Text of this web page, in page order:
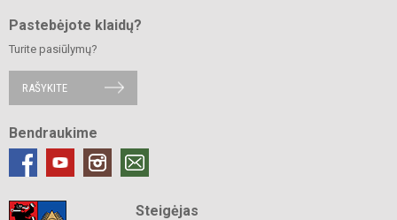
Pastebėjote klaidų?
Turite pasiūlymų?
RAŠYKITE
Bendraukime
Steigėjas